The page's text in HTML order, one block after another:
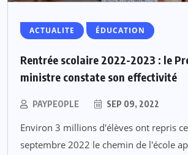
ACTUALITE ÉDUCATION
Rentrée scolaire 2022-2023 : le
ministre constate son effectivité
PAYPEOPLE SEP 09, 2022
Environ 3 millions d'élèves ont repris
septembre 2022 le chemin de l'école